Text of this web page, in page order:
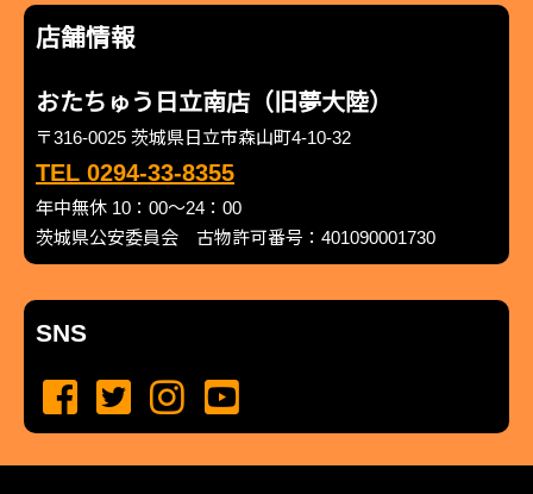
店舗情報
おたちゅう日立南店（旧夢大陸）
〒316-0025 茨城県日立市森山町4-10-32
TEL 0294-33-8355
年中無休 10：00～24：00
茨城県公安委員会 古物許可番号：401090001730
SNS